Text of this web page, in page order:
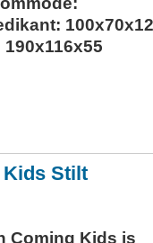
Kids Stilt
Coming Kids is